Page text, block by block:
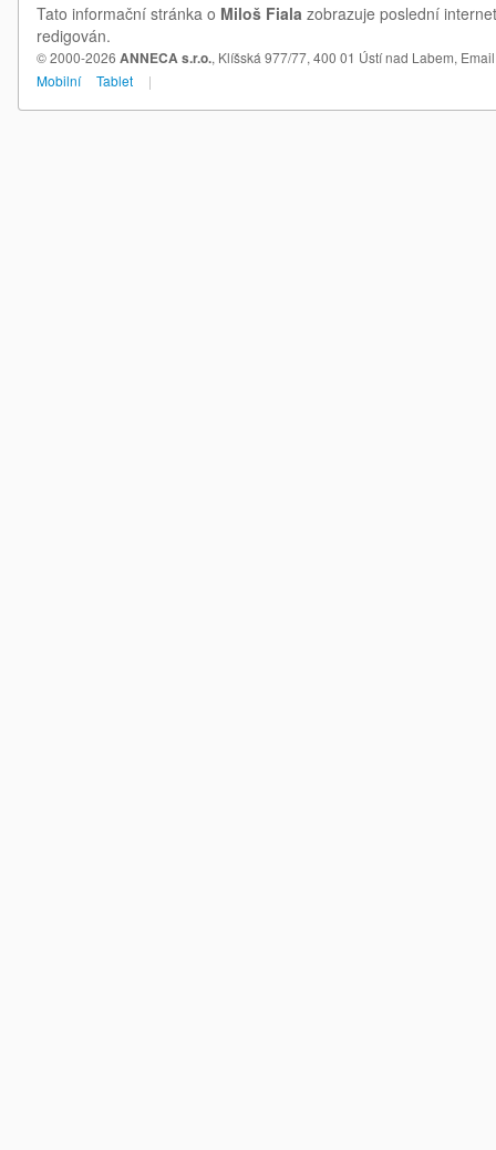
Tato informační stránka o Miloš Fiala zobrazuje poslední
redigován.
© 2000-2026 ANNECA s.r.o., Klíšská 977/77, 400 01 Ústí nad Labem,
Mobilní
Tablet |